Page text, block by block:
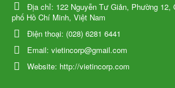
Địa chỉ: 122 Nguyễn Tư Giản, Phường 12,
phố Hồ Chí Minh, Việt Nam
Điện thoại: (028) 6281 6441
Email: vietincorp@gmail.com
Website: http://vietincorp.com